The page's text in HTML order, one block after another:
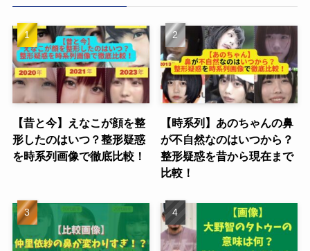
【昔と今】えなこが顔を整
形したのはいつ？整形疑惑
を時系列画像で徹底比較！
【時系列】あのちゃんの鼻
が不自然なのはいつから？
整形疑惑を昔から現在まで
比較！